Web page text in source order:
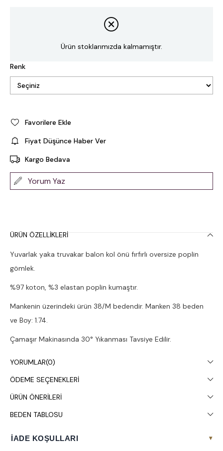
Ürün stoklarımızda kalmamıştır.
Renk
Favorilere Ekle
Fiyat Düşünce Haber Ver
Kargo Bedava
Yorum Yaz
ÜRÜN ÖZELLIKLERI
Yuvarlak yaka truvakar balon kol önü fırfırlı oversize poplin
gömlek.
%97 koton, %3 elastan poplin kumaştır.
Mankenin üzerindeki ürün 38/M bedendir. Manken 38 beden
ve Boy: 1.74.
Çamaşır Makinasında 30° Yıkanması Tavsiye Edilir.
YORUMLAR(0)
ÖDEME SEÇENEKLERI
ÜRÜN ÖNERILERI
BEDEN TABLOSU
İADE KOŞULLARI ▾